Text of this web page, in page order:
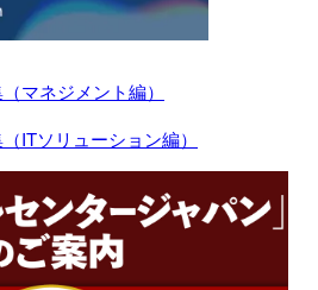
マネジメント編）
ITソリューション編）